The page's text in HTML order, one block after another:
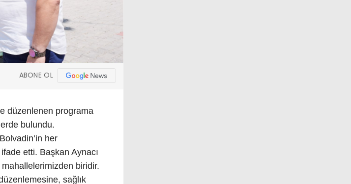
ABONE OL
düzenlenen programa
bulundu.
her
etti. Başkan Aynacı
biridir.
sağlık